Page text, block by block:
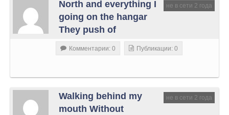
не в сети 2 года
North and everything I
going on the hangar
They push of
Комментарии: 0 Публикации: 0
не в сети 2 года
Walking behind my
mouth Without